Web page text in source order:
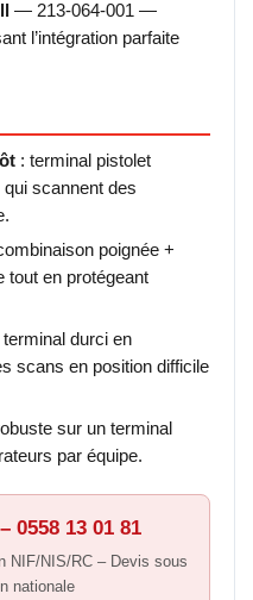
— 213-064-001 —
l’intégration parfaite
: terminal pistolet
scannent des
poignée +
tout en protégeant
terminal durci en
scans en position difficile
sur un terminal
par équipe.
0558 13 01 81
NIF/NIS/RC – Devis sous
nationale